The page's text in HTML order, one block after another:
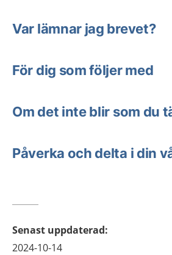
Var lämnar jag brevet?
För dig som följer med
Om det inte blir som du
Påverka och delta i din
Senast uppdaterad:
2024-10-14